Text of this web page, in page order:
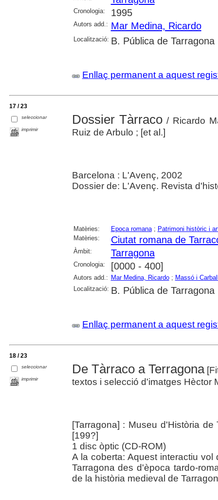
Cronologia: 1995
Autors add.: Mar Medina, Ricardo
Localització: B. Pública de Tarragona
Enllaç permanent a aquest
17 / 23
seleccionar
imprimir
Dossier Tàrraco / Ricardo
Ruiz de Arbulo ; [et al.]
Barcelona : L'Avenç, 2002
Dossier de: L'Avenç. Revista
Matèries: Epoca romana; Patrimoni històric i
Matèries:
Ciutat romana de
Àmbit: Tarragona
Cronologia: [0000 - 400]
Autors add.: Mar Medina, Ricardo; Massó i
Localització: B. Pública de Tarragona
Enllaç permanent a aquest
18 / 23
seleccionar
imprimir
De Tàrraco a Terragona
textos i selecció d'imatges Hèctor
[Tarragona] : Museu d'Història
[199?]
1 disc òptic (CD-ROM)
A la coberta: Aquest interactiu
Tarragona des d'època tardo-
de la història medieval de